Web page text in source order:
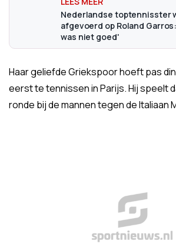
Nederlandse toptennisster
afgevoerd op Roland
was niet goed'
Haar geliefde Griekspoor hoeft pas
eerst te tennissen in Parijs. Hij speelt
ronde bij de mannen tegen de Italiaan